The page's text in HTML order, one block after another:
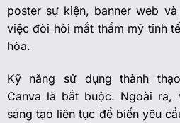
poster sự kiện, banner web
việc đòi hỏi mắt thẩm mỹ tinh
hòa.
Kỹ năng sử dụng thành
Canva là bắt buộc. Ngoài ra,
sáng tạo liên tục để biến yêu